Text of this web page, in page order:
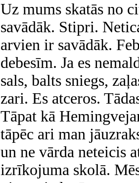
Uz mums skatās no
savādāk. Stipri.
arvien ir savādāk.
debesīm. Ja es
sals, balts sniegs,
zari. Es atceros.
Tāpat kā
tāpēc ari man
un ne vārda neteicis
izrīkojuma skolā.